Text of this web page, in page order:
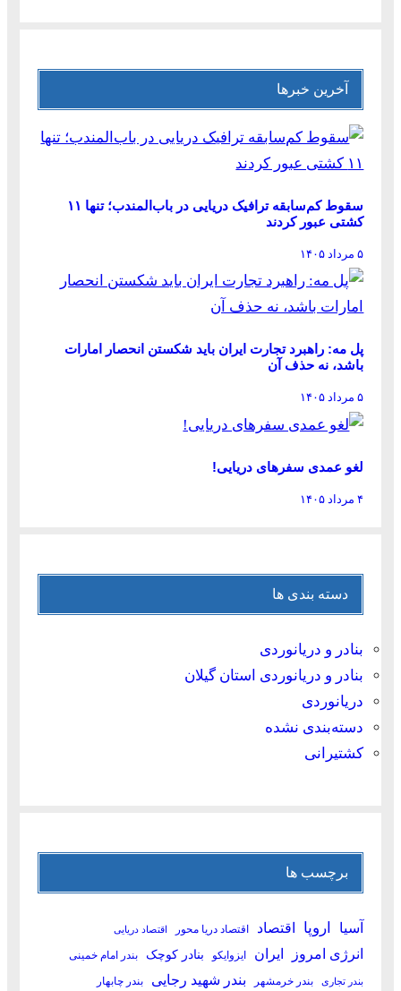
آخرین خبرها
سقوط کم‌سابقه ترافیک دریایی در باب‌المندب؛ تنها ۱۱
کشتی عبور کردند
۵ مرداد ۱۴۰۵
پل مه: راهبرد تجارت ایران باید شکستن انحصار امارات
باشد، نه حذف آن
۵ مرداد ۱۴۰۵
لغو عمدی سفرهای دریایی!
۴ مرداد ۱۴۰۵
دسته بندی ها
بنادر و دریانوردی
بنادر و دریانوردی استان گیلان
دریانوردی
دسته‌بندی نشده
کشتیرانی
برچسب ها
آسیا اروپا اقتصاد اقتصاد دریا محور اقتصاد دریایی
انرژی امروز ایران ایزوایکو بنادر کوچک بندر امام خمینی
بندر تجاری بندر خرمشهر بندر شهید رجایی بندر چابهار